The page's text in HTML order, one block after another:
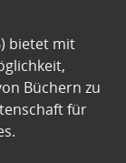
bietet mit
Büchern zu
für